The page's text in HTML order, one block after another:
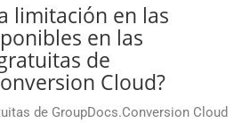
limitación en las
en las
de
Cloud?
de GroupDocs.Conversion Cloud